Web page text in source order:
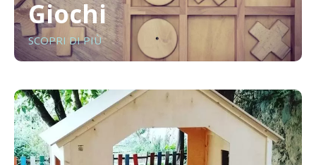
Giochi
SCOPRI DI PIÙ